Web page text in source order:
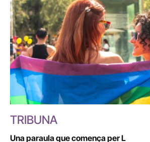
TRIBUNA
Una paraula que comença per L